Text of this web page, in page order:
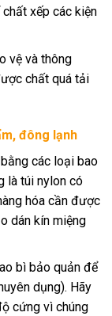
xếp các kiện
vệ và thông
chất quá tải
đông lạnh
các loại bao
là túi nylon có
hóa cần được
dán kín miệng
bì bảo quản để
dụng). Hãy
cứng vì chúng